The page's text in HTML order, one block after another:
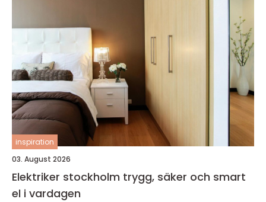
inspiration
03. August 2026
Elektriker stockholm trygg, säker och smart
el i vardagen